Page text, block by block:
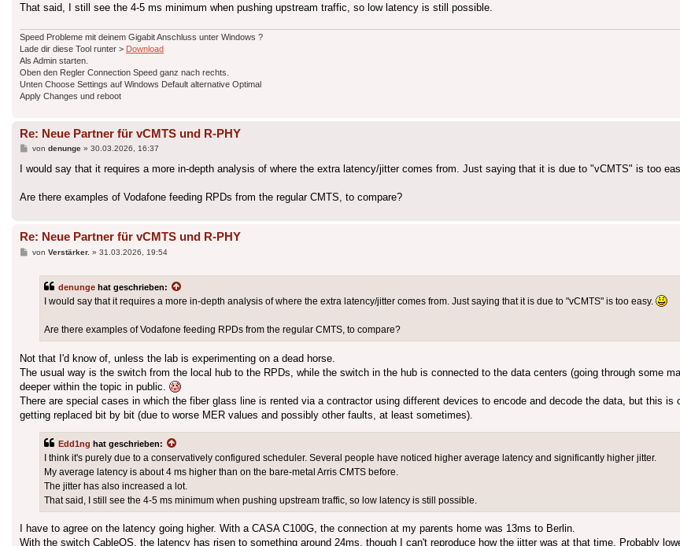
That said, I still see the 4-5 ms minimum when pushing upstream traffic, so low latency is still possible.
Speed Probleme mit deinem Gigabit Anschluss unter Windows ?
Lade dir diese Tool runter > Download
Als Admin starten.
Oben den Regler Connection Speed ganz nach rechts.
Unten Choose Settings auf Windows Default alternative Optimal
Apply Changes und reboot
Re: Neue Partner für vCMTS und R-PHY
Beitrag
von denunge» 30.03.2026, 16:37
I would say that it requires a more in-depth analysis of where the extra latency/jitter comes from. Just saying that it is due to "vCMTS" is too
Are there examples of Vodafone feeding RPDs from the regular CMTS, to compare?
Re: Neue Partner für vCMTS und R-PHY
Beitrag
von Verstärker. » 31.03.2026, 19:54
denunge hat geschrieben:
I would say that it requires a more in-depth analysis of where the extra latency/jitter comes from. Just saying that it is due to "vCMTS" is too easy.
Are there examples of Vodafone feeding RPDs from the regular CMTS, to compare?
Not that I'd know of, unless the lab is experimenting on a dead horse.
The usual way is the switch from the local hub to the RPDs, while the switch in the hub is connected to the data centers (going through some
deeper within the topic in public.
There are special cases in which the fiber glass line is rented via a contractor using different devices to encode and decode the data, but this is
getting replaced bit by bit (due to worse MER values and possibly other faults, at least sometimes).
Edd1ng hat geschrieben:
I think it's purely due to a conservatively configured scheduler. Several people have noticed higher average latency and significantly higher jitter.
My average latency is about 4 ms higher than on the bare-metal Arris CMTS before.
The jitter has also increased a lot.
That said, I still see the 4-5 ms minimum when pushing upstream traffic, so low latency is still possible.
I have to agree on the latency going higher. With a CASA C100G, the connection at my parents home was 13ms to Berlin.
With the switch CableOS, the latency has risen to something around 24ms, though I can't reproduce how the jitter was at that time. Probably